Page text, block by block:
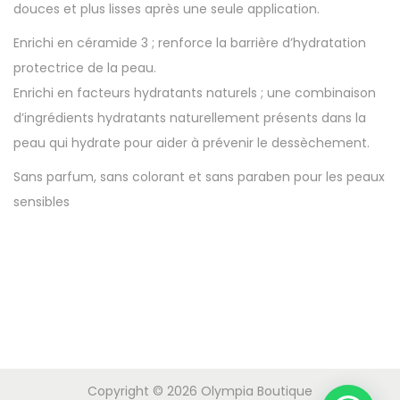
douces et plus lisses après une seule application.
Enrichi en céramide 3 ; renforce la barrière d’hydratation
protectrice de la peau.
Enrichi en facteurs hydratants naturels ; une combinaison
d’ingrédients hydratants naturellement présents dans la
peau qui hydrate pour aider à prévenir le dessèchement.
Sans parfum, sans colorant et sans paraben pour les peaux
sensibles
Copyright © 2026 Olympia Boutique